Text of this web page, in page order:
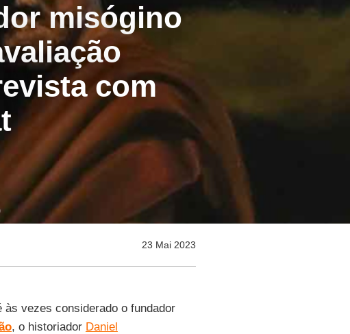
misógino
com
23 Mai 2023
vezes considerado o fundador
, o historiador Daniel